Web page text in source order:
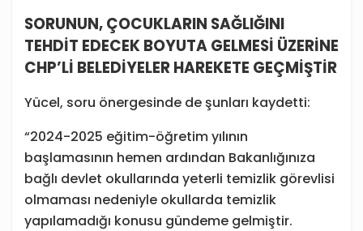
SORUNUN, ÇOCUKLARIN SAĞLIĞINI
TEHDİT EDECEK BOYUTA GELMESİ ÜZERİNE
CHP’Lİ BELEDİYELER HAREKETE GEÇMİŞTİR
Yücel, soru önergesinde de şunları kaydetti:
“2024-2025 eğitim-öğretim yılının
başlamasının hemen ardından Bakanlığınıza
bağlı devlet okullarında yeterli temizlik görevlisi
olmaması nedeniyle okullarda temizlik
yapılamadığı konusu gündeme gelmiştir.